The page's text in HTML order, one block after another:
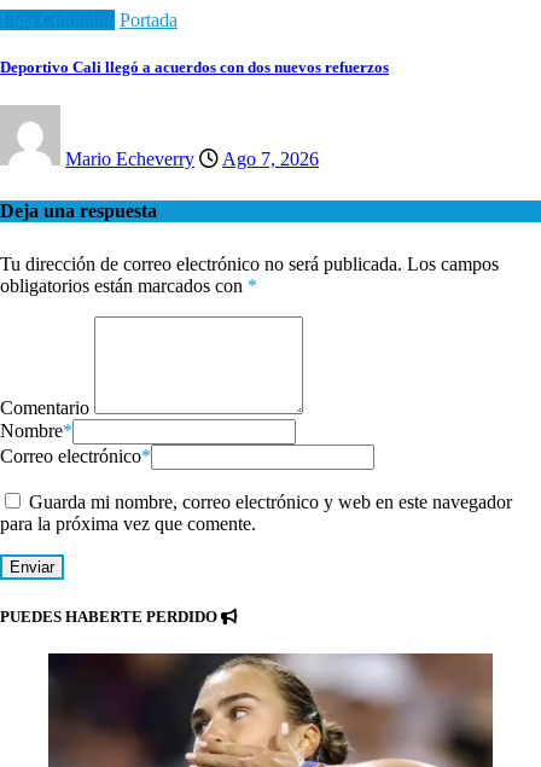
Portada
Deportivo Cali llegó a acuerdos con dos nuevos refuerzos
Mario Echeverry Ago 7, 2026
Deja una respuesta
Tu dirección de correo electrónico no será publicada. Los campos
obligatorios están marcados con *
Comentario
Nombre*
Correo electrónico*
Guarda mi nombre, correo electrónico y web en este navegador
para la próxima vez que comente.
PUEDES HABERTE PERDIDO